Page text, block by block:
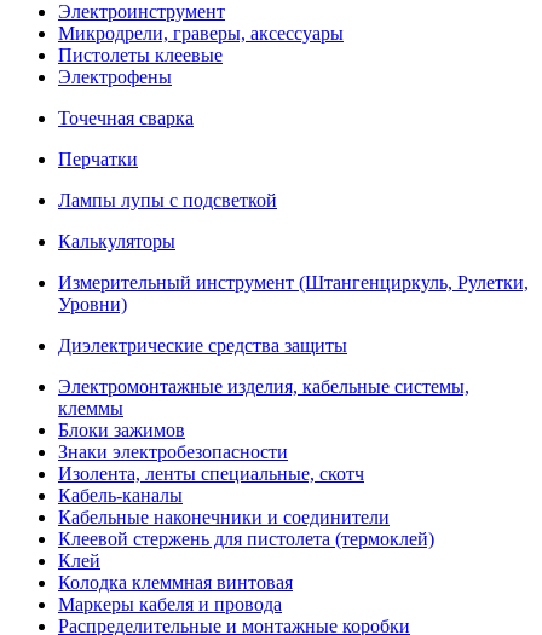
Электроинструмент
Микродрели, граверы, аксессуары
Пистолеты клеевые
Электрофены
Точечная сварка
Перчатки
Лампы лупы с подсветкой
Калькуляторы
Измерительный инструмент (Штангенциркуль, Рулетки,
Уровни)
Диэлектрические средства защиты
Электромонтажные изделия, кабельные системы,
клеммы
Блоки зажимов
Знаки электробезопасности
Изолента, ленты специальные, скотч
Кабель-каналы
Кабельные наконечники и соединители
Клеевой стержень для пистолета (термоклей)
Клей
Колодка клеммная винтовая
Маркеры кабеля и провода
Распределительные и монтажные коробки